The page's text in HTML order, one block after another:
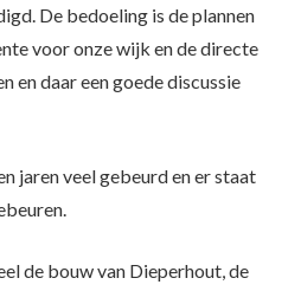
De bedoeling is de plannen
voor onze wijk en de directe
en daar een goede discussie
jaren veel gebeurd en er staat
de bouw van Dieperhout, de